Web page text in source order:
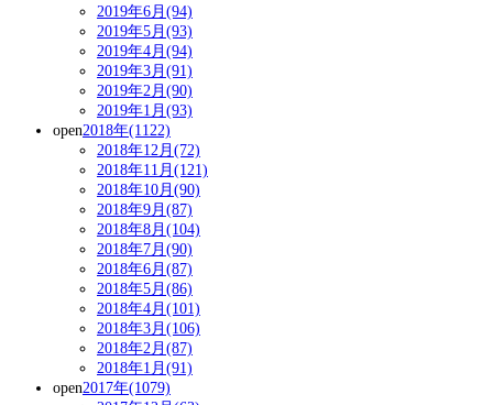
2019年6月(94)
2019年5月(93)
2019年4月(94)
2019年3月(91)
2019年2月(90)
2019年1月(93)
open2018年(1122)
2018年12月(72)
2018年11月(121)
2018年10月(90)
2018年9月(87)
2018年8月(104)
2018年7月(90)
2018年6月(87)
2018年5月(86)
2018年4月(101)
2018年3月(106)
2018年2月(87)
2018年1月(91)
open2017年(1079)